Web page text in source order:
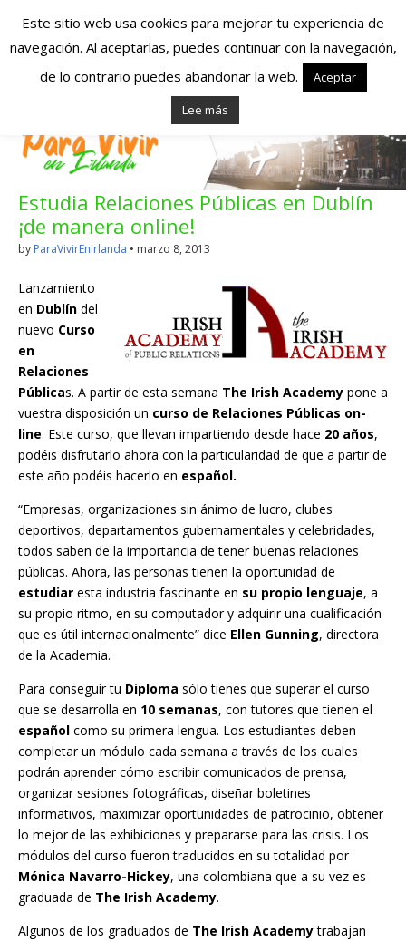
Españoles en
Irlanda – Vivir en
Irlanda – Trabajo
en Irlanda –
Alojamiento en
Irlanda
Blog dedicado a los que viven, estudian y trabajan en
Irlanda!
Estudia Relaciones Públicas en Dublín
¡de manera online!
by ParaVivirEnIrlanda • marzo 8, 2013
Lanzamiento
en Dublín del
nuevo Curso
en
Relaciones
Públicas. A partir de esta semana The Irish Academy pone a
vuestra disposición un curso de Relaciones Públicas on-
line. Este curso, que llevan impartiendo desde hace 20 años,
podéis disfrutarlo ahora con la particularidad de que a partir de
este año podéis hacerlo en español.
“Empresas, organizaciones sin ánimo de lucro, clubes
deportivos, departamentos gubernamentales y celebridades,
todos saben de la importancia de tener buenas relaciones
públicas. Ahora, las personas tienen la oportunidad de
estudiar esta industria fascinante en su propio lenguaje, a
su propio ritmo, en su computador y adquirir una cualificación
que es útil internacionalmente” dice Ellen Gunning, directora
de la Academia.
Para conseguir tu Diploma sólo tienes que superar el curso
que se desarrolla en 10 semanas, con tutores que tienen el
español como su primera lengua. Los estudiantes deben
completar un módulo cada semana a través de los cuales
podrán aprender cómo escribir comunicados de prensa,
organizar sesiones fotográficas, diseñar boletines
informativos, maximizar oportunidades de patrocinio, obtener
lo mejor de las exhibiciones y prepararse para las crisis. Los
módulos del curso fueron traducidos en su totalidad por
Mónica Navarro-Hickey, una colombiana que a su vez es
graduada de The Irish Academy.
Algunos de los graduados de The Irish Academytrabajan
Este sitio web usa cookies para mejorar tu experiencia de
navegación. Al aceptarlas, puedes continuar con la navegación,
de lo contrario puedes abandonar la web.
Aceptar
Lee más